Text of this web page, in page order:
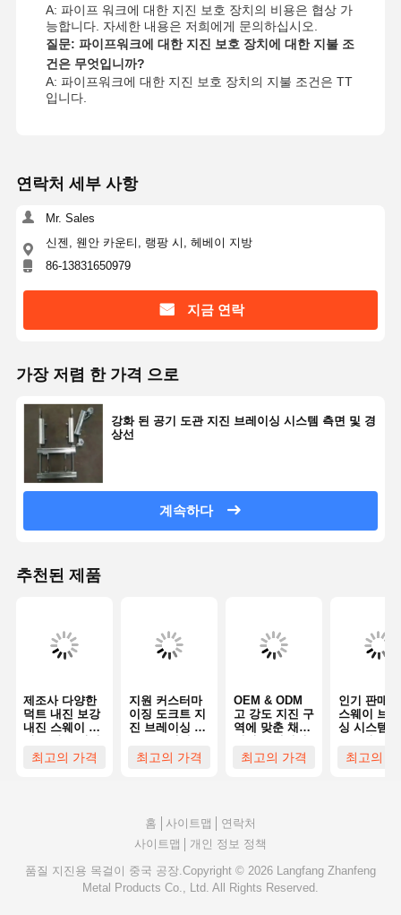
A: 파이프 워크에 대한 지진 보호 장치의 비용은 협상 가
능합니다. 자세한 내용은 저희에게 문의하십시오.
질문: 파이프워크에 대한 지진 보호 장치에 대한 지불 조
건은 무엇입니까?
A: 파이프워크에 대한 지진 보호 장치의 지불 조건은 TT
입니다.
연락처 세부 사항
Mr. Sales
신젠, 웬안 카운티, 랭팡 시, 헤베이 지방
86-13831650979
지금 연락
가장 저렴 한 가격 으로
강화 된 공기 도관 지진 브레이싱 시스템 측면 및 경
상선
계속하다
추천된 제품
제조사 다양한
덕트 내진 보강
내진 스웨이 보
구역 설계
최고의 가격
지원 커스터마
이징 도크트 지
진 브레이싱 스
래 폭풍과 부식
저항
최고의 가격
OEM & ODM
고 강도 지진 구
역에 맞춘 채널
디자인 긴 서비
스 수명
최고의 가격
인기 판매
스웨이 브
싱 시스템
채널 파이
트 강성 지
최고의
홈 사이트맵
연락처
사이트맵
개인 정보 정책
품질 지진용 목걸이
중국 공장.Copyright © 2026 Langfang Zhanfeng
Metal Products Co., Ltd. All Rights Reserved.